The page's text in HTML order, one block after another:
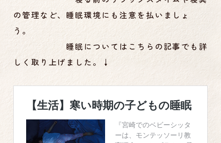
の管理など、睡眠環境にも注意を払いましょ
う。
睡眠についてはこちらの記事でも詳
しく取り上げました。↓